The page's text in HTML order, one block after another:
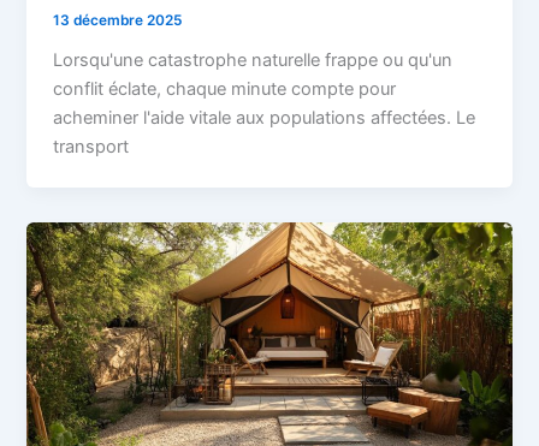
13 décembre 2025
Lorsqu'une catastrophe naturelle frappe ou qu'un
conflit éclate, chaque minute compte pour
acheminer l'aide vitale aux populations affectées. Le
transport